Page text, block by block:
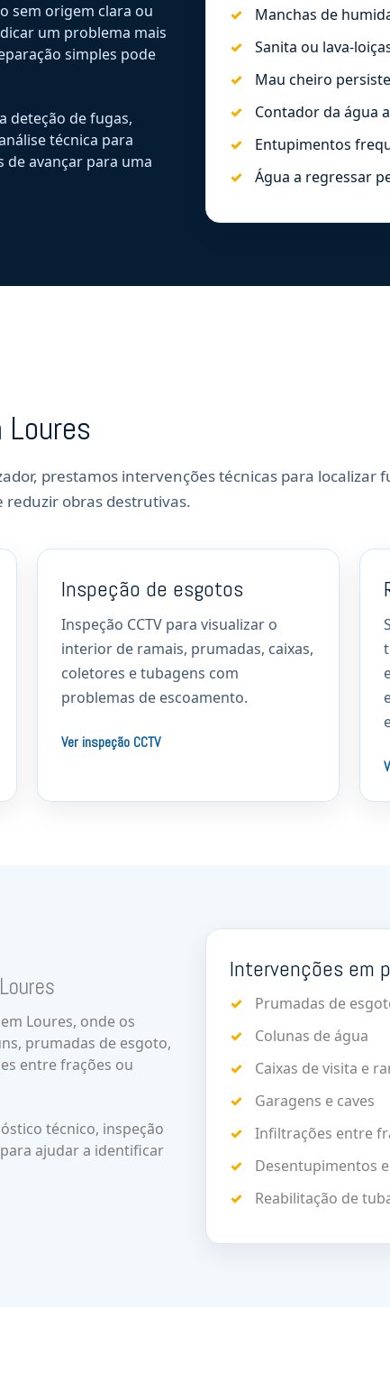
sem origem clara ou
um problema mais
simples pode
deteção de fugas,
técnica para
avançar para uma
Manchas de
Sanita ou lava-
Mau cheiro
Contador da água
Entupimentos
Água a regressar
prestamos intervenções técnicas para localizar
reduzir obras destrutivas.
Inspeção de esgotos
Inspeção CCTV para visualizar o
interior de ramais, prumadas, caixas,
coletores e tubagens com
problemas de escoamento.
Ver inspeção CCTV
Loures, onde os
prumadas de esgoto,
entre frações ou
técnico, inspeção
ajudar a identificar
Intervenções em
Prumadas de
Colunas de água
Caixas de visita e
Garagens e caves
Infiltrações entre
Desentupimentos
Reabilitação de